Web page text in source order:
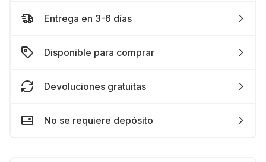
Entrega en 3-6 días
Disponible para comprar
Devoluciones gratuitas
No se requiere depósito